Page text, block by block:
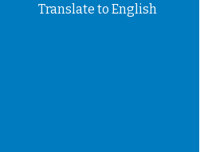
Translate to English